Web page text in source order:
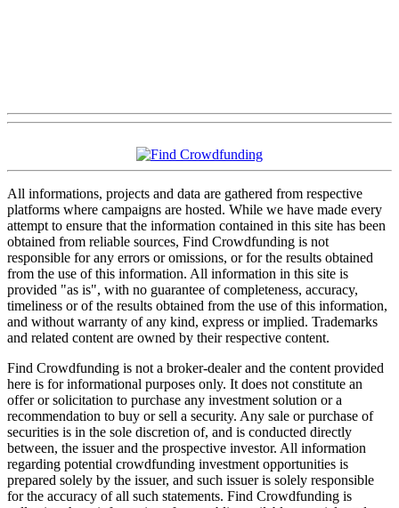
All informations, projects and data are gathered from respective
platforms where campaigns are hosted. While we have made every
attempt to ensure that the information contained in this site has been
obtained from reliable sources, Find Crowdfunding is not
responsible for any errors or omissions, or for the results obtained
from the use of this information. All information in this site is
provided "as is", with no guarantee of completeness, accuracy,
timeliness or of the results obtained from the use of this information,
and without warranty of any kind, express or implied. Trademarks
and related content are owned by their respective content.
Find Crowdfunding is not a broker-dealer and the content provided
here is for informational purposes only. It does not constitute an
offer or solicitation to purchase any investment solution or a
recommendation to buy or sell a security. Any sale or purchase of
securities is in the sole discretion of, and is conducted directly
between, the issuer and the prospective investor. All information
regarding potential crowdfunding investment opportunities is
prepared solely by the issuer, and such issuer is solely responsible
for the accuracy of all such statements. Find Crowdfunding is